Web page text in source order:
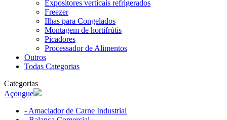
Expositores verticais refrigerados
Freezer
Ilhas para Congelados
Montagem de hortifrútis
Picadores
Processador de Alimentos
Outros
Todas Categorias
Categorias
Açougue
- Amaciador de Carne Industrial